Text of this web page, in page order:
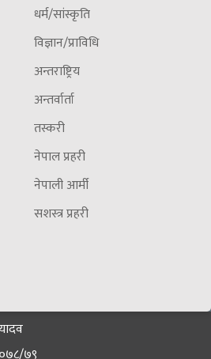
धर्म/सांस्कृति
विज्ञान/प्राविधि
अन्तराष्ट्रिय
अन्तर्वार्ता
तस्करी
नेपाल प्रहरी
नेपाली आर्मी
सशस्त्र प्रहरी
७९